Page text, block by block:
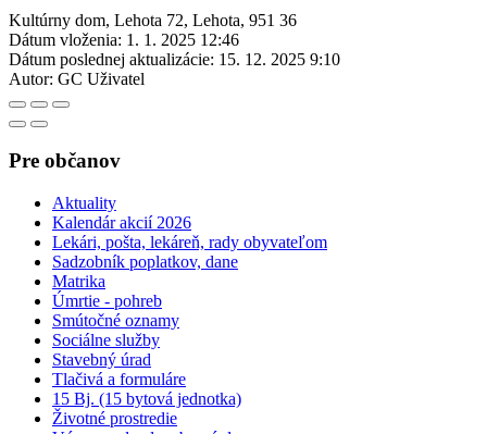
Kultúrny dom, Lehota 72, Lehota, 951 36
Dátum vloženia: 1. 1. 2025 12:46
Dátum poslednej aktualizácie: 15. 12. 2025 9:10
Autor: GC Uživatel
Pre občanov
Aktuality
Kalendár akcií 2026
Lekári, pošta, lekáreň, rady obyvateľom
Sadzobník poplatkov, dane
Matrika
Úmrtie - pohreb
Smútočné oznamy
Sociálne služby
Stavebný úrad
Tlačivá a formuláre
15 Bj. (15 bytová jednotka)
Životné prostredie